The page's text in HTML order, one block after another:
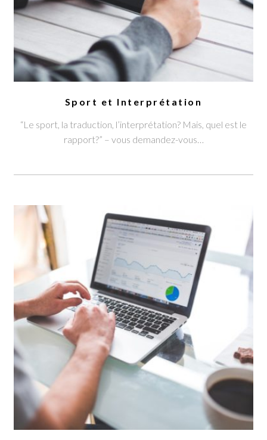
Sport et Interprétation
“Le sport, la traduction, l’interprétation? Mais, quel est le
rapport?” – vous demandez-vous…